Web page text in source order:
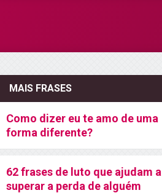
MAIS FRASES
Como dizer eu te amo de uma
forma diferente?
62 frases de luto que ajudam a
superar a perda de alguém